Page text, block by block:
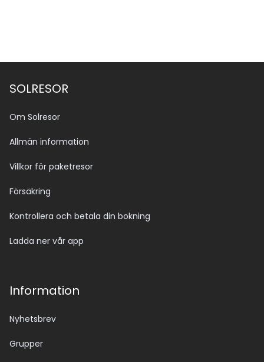
SOLRESOR
Om Solresor
Allmän information
Villkor för paketresor
Försäkring
Kontrollera och betala din bokning
Ladda ner vår app
Information
Nyhetsbrev
Grupper